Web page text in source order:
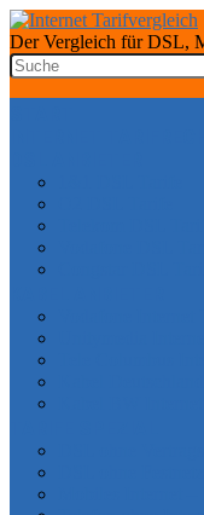
Der Vergleich für DSL,